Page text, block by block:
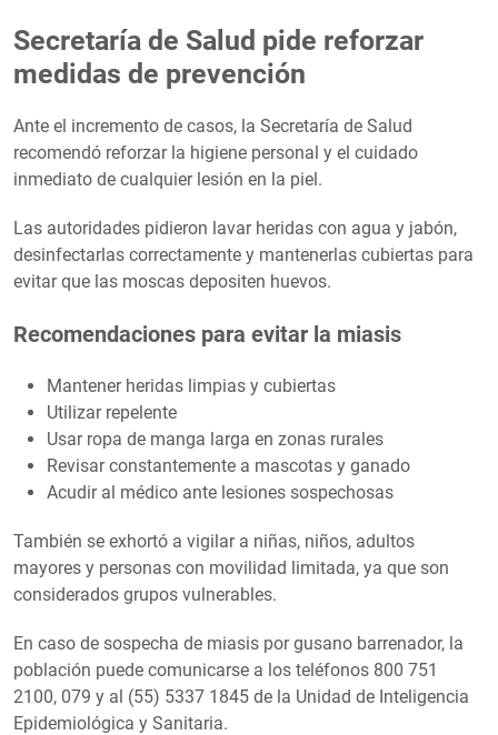
Secretaría de Salud pide reforzar
medidas de prevención
Ante el incremento de casos, la Secretaría de Salud
recomendó reforzar la higiene personal y el cuidado
inmediato de cualquier lesión en la piel.
Las autoridades pidieron lavar heridas con agua y jabón,
desinfectarlas correctamente y mantenerlas cubiertas para
evitar que las moscas depositen huevos.
Recomendaciones para evitar la miasis
Mantener heridas limpias y cubiertas
Utilizar repelente
Usar ropa de manga larga en zonas rurales
Revisar constantemente a mascotas y ganado
Acudir al médico ante lesiones sospechosas
También se exhortó a vigilar a niñas, niños, adultos
mayores y personas con movilidad limitada, ya que son
considerados grupos vulnerables.
En caso de sospecha de miasis por gusano barrenador, la
población puede comunicarse a los teléfonos 800 751
2100, 079 y al (55) 5337 1845 de la Unidad de Inteligencia
Epidemiológica y Sanitaria.